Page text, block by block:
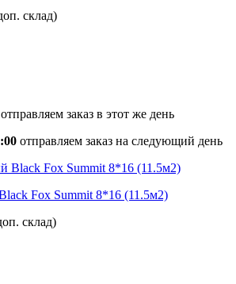
склад)
отправляем заказ в этот же день
отправляем заказ на следующий день
Fox Summit 8*16 (11.5м2)
склад)